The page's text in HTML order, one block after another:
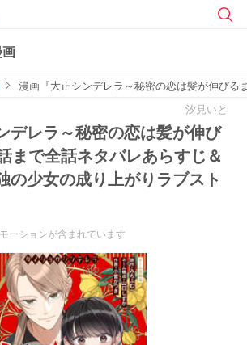
漫画『大正シンデレラ～秘密の恋は髪が伸び
汐見いと
デレラ～秘密の恋は髪が伸び
まで全話ネタバレあらすじ＆
の少女の成り上がりラブスト
ーションが含まれています